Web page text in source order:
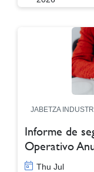
JABETZA
Informe de
Operativo
Thu Jul